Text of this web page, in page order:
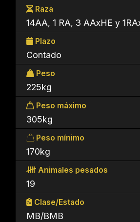
Raza
14AA, 1 RA, 3 AAxHE y
Plazo
Contado
Peso
225kg
Peso máximo
305kg
Peso mínimo
170kg
Animales pesados
19
Clase/Estado
MB/BMB